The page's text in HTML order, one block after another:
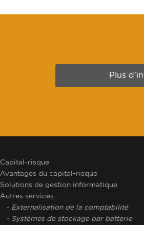
Plus
Capital-risque
Avantages du capital-risque
Solutions de gestion informatique
Autres services
- Externalisation de la comptabilité
- Systèmes de stockage par batterie